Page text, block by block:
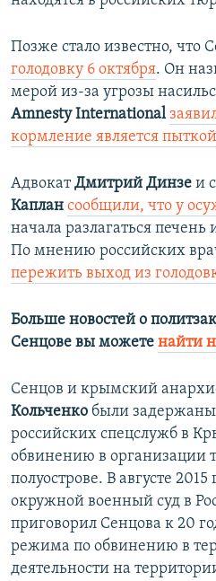
Позже стало известно, что
голодовку 6 октября. Он
мерой из-за угрозы
Amnesty International
кормление является пыткой
АдвокатДмитрий Динзе и
Каплан сообщили, что у
начала разлагаться печень
По мнению российских
пережить выход из
Больше новостей о
Сенцове вы можете найти
Сенцов и крымский
Кольченко были
российских спецслужб в
обвинению в организации
полуострове. В августе
окружной военный суд в
приговорил Сенцова к 20
режима по обвинению в
деятельности на